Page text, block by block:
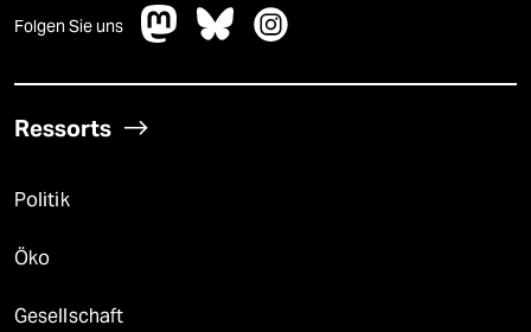
Folgen Sie uns
Ressorts
Politik
Öko
Gesellschaft